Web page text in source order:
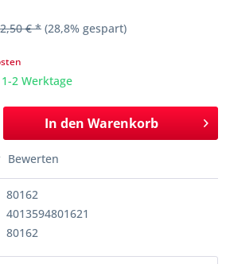
€ * (28,8% gespart)
2 Werktage
In den Warenkorb
Bewerten
80162
4013594801621
80162